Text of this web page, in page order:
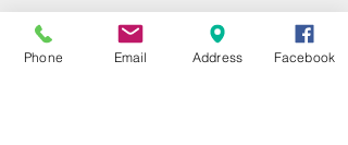
Phone Email Address Facebook